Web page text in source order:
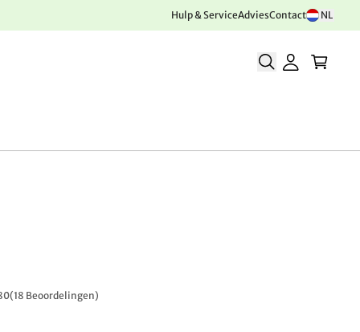
Hulp & ServiceAdviesContact NL
(18 Beoordelingen)